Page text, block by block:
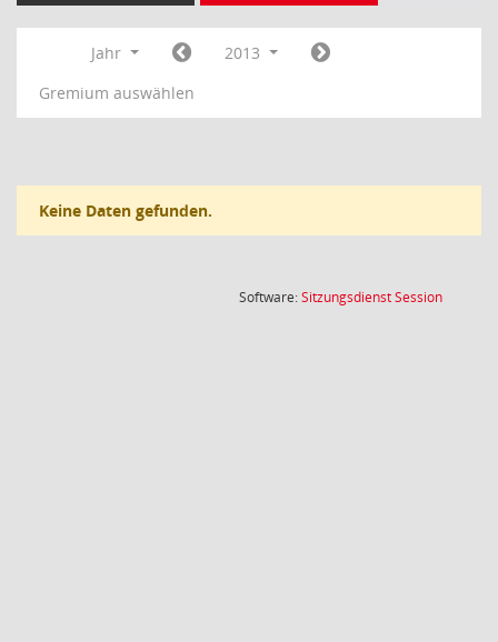
Jahr
2013
Gremium auswählen
Keine Daten gefunden.
Software:SitzungsdienstSession(Wird in